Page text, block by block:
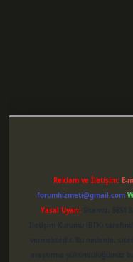
Reklam ve İletişim: E-
forumhizmeti@gmail.com
Yasal Uyarı: